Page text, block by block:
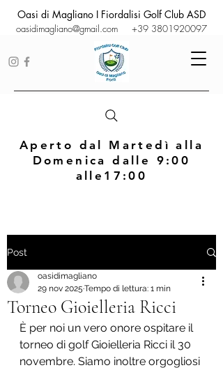
oasidimagliano@gmail.com +39 3801920097
Oasi di Magliano I Fiordalisi Golf Club ASD
Aperto dal Martedì alla
Domenica dalle 9:00
alle17:00
Post
Torneo Gioielleria Ricci
oasidimagliano
29 nov 2025 Tempo di lettura: 1 min
È per noi un vero onore ospitare il
torneo di golf Gioielleria Ricci il 30
novembre. Siamo inoltre orgogliosi